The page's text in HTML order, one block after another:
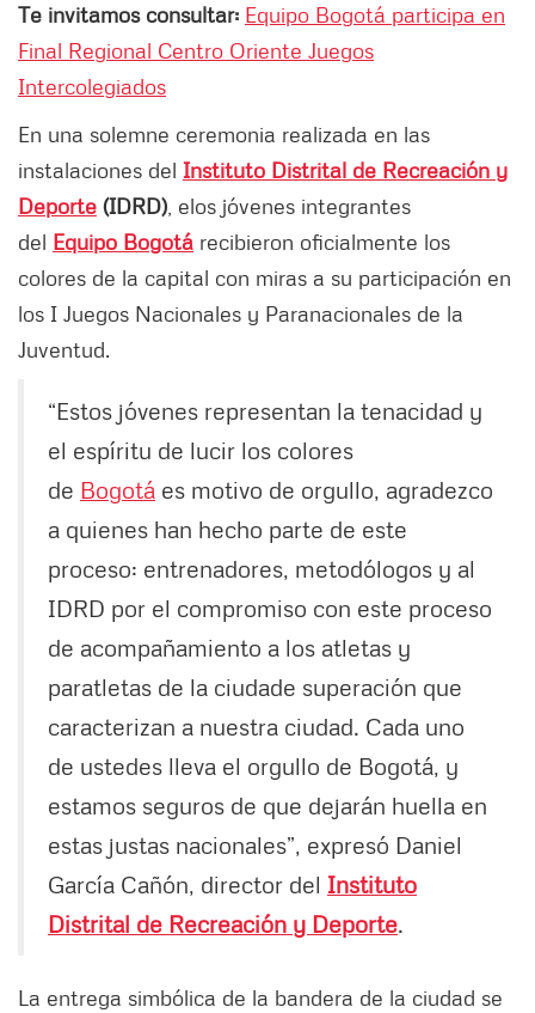
Te invitamos consultar: Equipo Bogotá participa en
Final Regional Centro Oriente Juegos
Intercolegiados
En una solemne ceremonia realizada en las
instalaciones del Instituto Distrital de Recreación y
Deporte (IDRD) , elos jóvenes integrantes
del Equipo Bogotá recibieron oficialmente los
colores de la capital con miras a su participación en
los I Juegos Nacionales y Paranacionales de la
Juventud.
“Estos jóvenes representan la tenacidad y
el espíritu de lucir los colores
de Bogotá es motivo de orgullo, agradezco
a quienes han hecho parte de este
proceso: entrenadores, metodólogos y al
IDRD por el compromiso con este proceso
de acompañamiento a los atletas y
paratletas de la ciudade superación que
caracterizan a nuestra ciudad. Cada uno
de ustedes lleva el orgullo de Bogotá, y
estamos seguros de que dejarán huella en
estas justas nacionales”, expresó Daniel
García Cañón, director del Instituto
Distrital de Recreación y Deporte.
La entrega simbólica de la bandera de la ciudad se